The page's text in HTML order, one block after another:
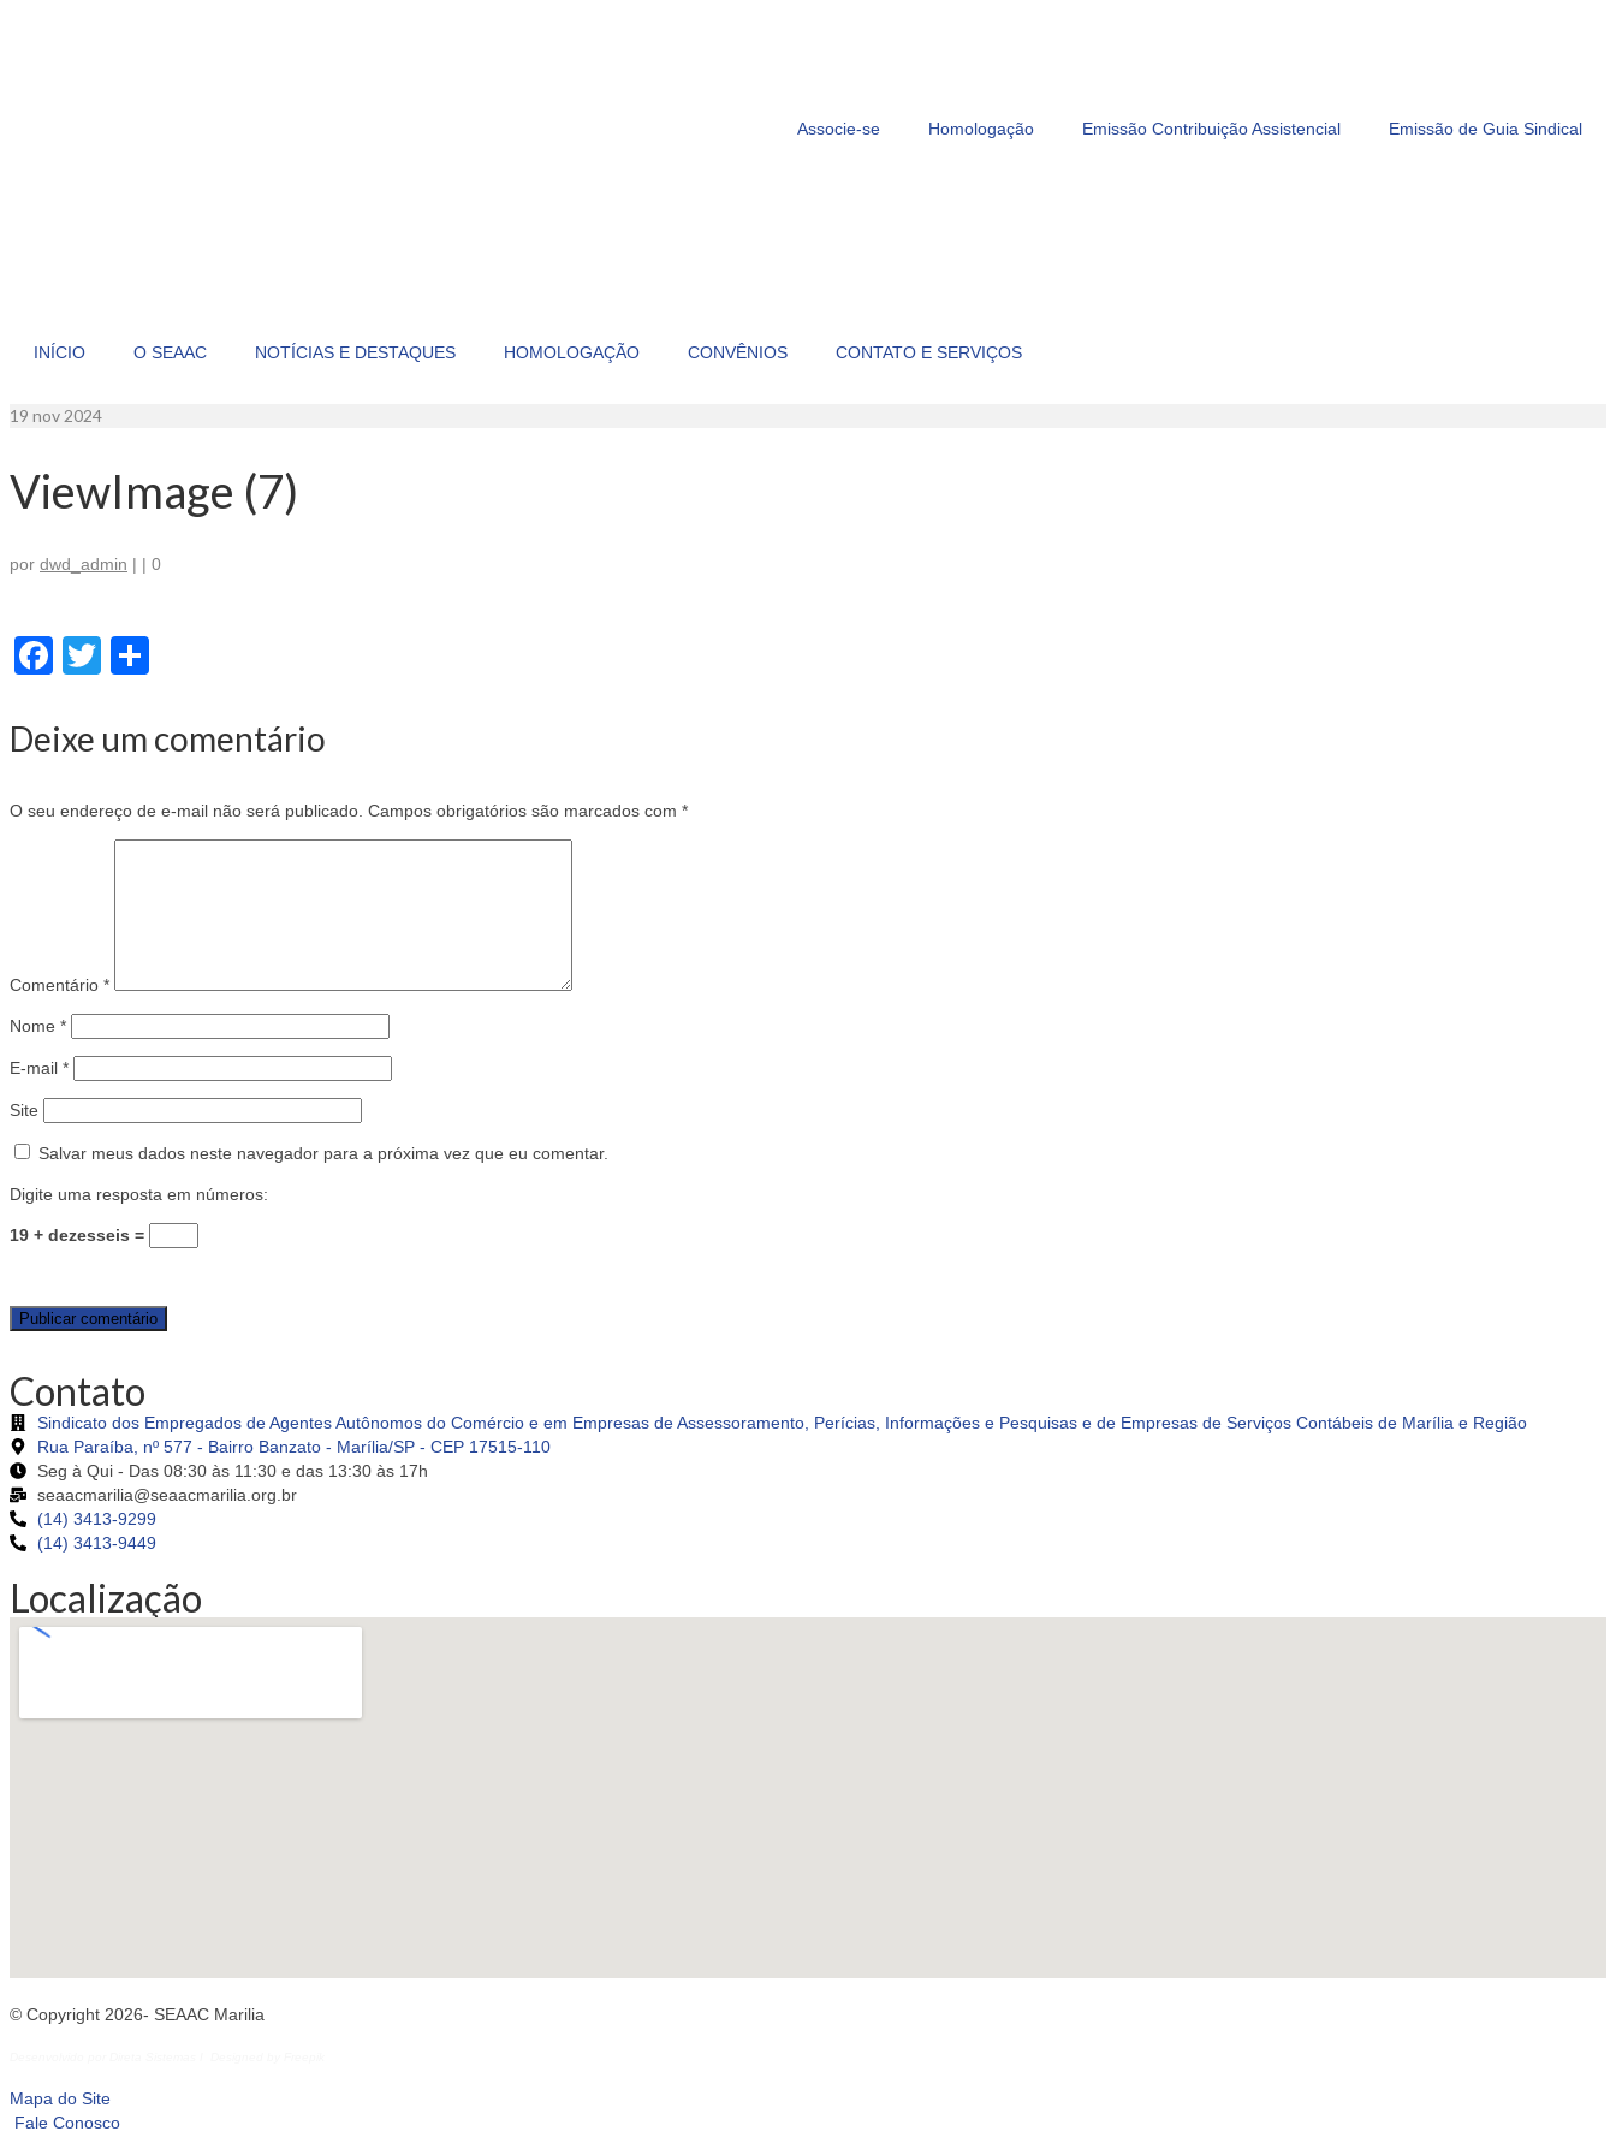
Associe-se Homologação Emissão Contribuição Assistencial Emissão de Guia Sindical
INÍCIO O SEAAC NOTÍCIAS E DESTAQUES HOMOLOGAÇÃO CONVÊNIOS CONTATO E SERVIÇOS
19 nov 2024
ViewImage (7)
por dwd_admin | | 0
Facebook
Twitter
Deixe um comentário
O seu endereço de e-mail não será publicado. Campos obrigatórios são marcados com *
Comentário *
Nome *
E-mail *
Site
Salvar meus dados neste navegador para a próxima vez que eu comentar.
Digite uma resposta em números:
19 + dezesseis =
Contato
Sindicato dos Empregados de Agentes Autônomos do Comércio e em Empresas de Assessoramento, Perícias, Informações e Pesquisas e de Empresas de Serviços Contábeis de Marília e Região
Rua Paraíba, nº 577 - Bairro Banzato - Marília/SP - CEP 17515-110
Seg à Qui - Das 08:30 às 11:30 e das 13:30 às 17h
seaacmarilia@seaacmarilia.org.br
(14) 3413-9299
(14) 3413-9449
Localização
© Copyright 2026- SEAAC Marilia
Mapa do Site
Fale Conosco